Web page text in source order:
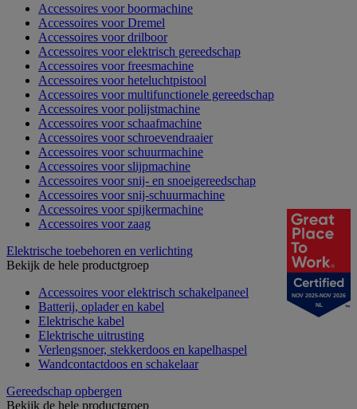
Accessoires voor boormachine
Accessoires voor Dremel
Accessoires voor drilboor
Accessoires voor elektrisch gereedschap
Accessoires voor freesmachine
Accessoires voor heteluchtpistool
Accessoires voor multifunctionele gereedschap
Accessoires voor polijstmachine
Accessoires voor schaafmachine
Accessoires voor schroevendraaier
Accessoires voor schuurmachine
Accessoires voor slijpmachine
Accessoires voor snij- en snoeigereedschap
Accessoires voor snij-schuurmachine
Accessoires voor spijkermachine
Accessoires voor zaag
Elektrische toebehoren en verlichting
Bekijk de hele productgroep
Accessoires voor elektrisch schakelpaneel
Batterij, oplader en kabel
Elektrische kabel
Elektrische uitrusting
Verlengsnoer, stekkerdoos en kapelhaspel
Wandcontactdoos en schakelaar
Gereedschap opbergen
Bekijk de hele productgroep
NOV 2025-NOV 2026
NL